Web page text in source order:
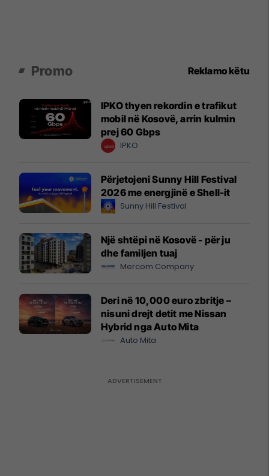
Promo Reklamo këtu
IPKO thyen rekordin e trafikut
mobil në Kosovë, arrin kulmin
prej 60 Gbps
IPKO
Përjetojeni Sunny Hill Festival
2026 me energjinë e Shell-it
Sunny Hill Festival
Një shtëpi në Kosovë - për ju
dhe familjen tuaj
Mercom Company
Deri në 10,000 euro zbritje –
nisuni drejt detit me Nissan
Hybrid nga Auto Mita
Auto Mita